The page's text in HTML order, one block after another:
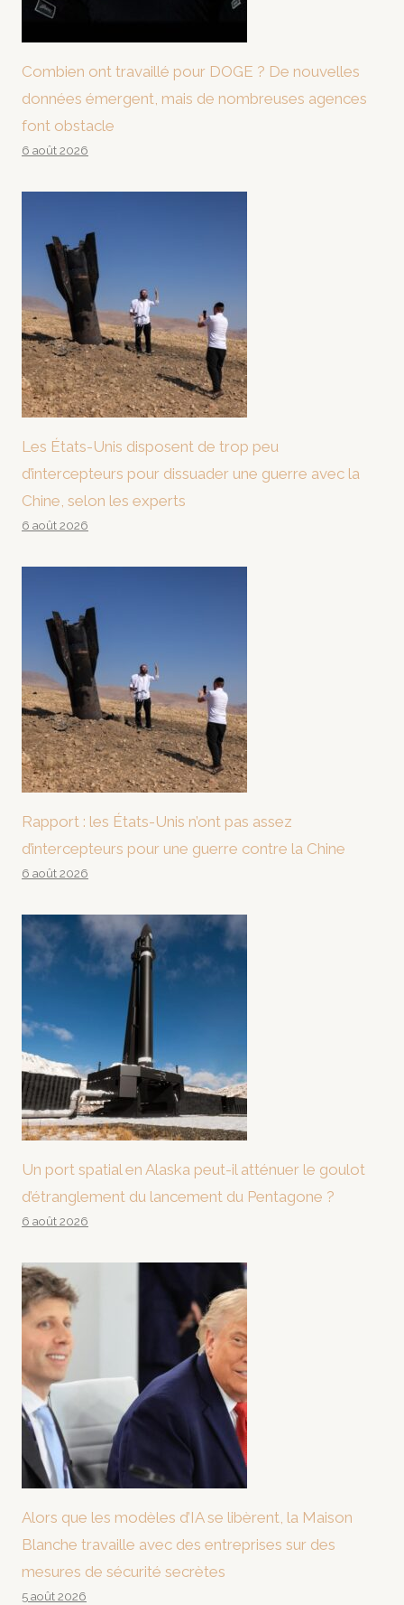
Combien ont travaillé pour DOGE ? De nouvelles
données émergent, mais de nombreuses agences
font obstacle
6 août 2026
Les États-Unis disposent de trop peu
d’intercepteurs pour dissuader une guerre avec la
Chine, selon les experts
6 août 2026
Rapport : les États-Unis n’ont pas assez
d’intercepteurs pour une guerre contre la Chine
6 août 2026
Un port spatial en Alaska peut-il atténuer le goulot
d’étranglement du lancement du Pentagone ?
6 août 2026
Alors que les modèles d’IA se libèrent, la Maison
Blanche travaille avec des entreprises sur des
mesures de sécurité secrètes
5 août 2026